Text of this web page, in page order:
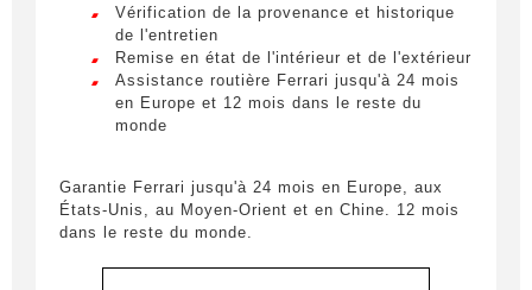
Prénom *
E-mail *
Tél. *
ultricies. Mauris et malesuada augue.
Lorem ipsum dolor sit amet, consectetur
adipiscing elit. Ut a elit sed nisl pulvinar
egestas a vel nibh. Sed aliquam varius
feugiat. Suspendisse finibus nec nibh eget
Lorem ipsum dolor sit amet, consectetur
adipiscing elit. Ut a elit sed nisl pulvinar
egestas a vel nibh. Sed aliquam varius
Vérification de la provenance et historique
de l'entretien
Remise en état de l'intérieur et de l'extérieur
Assistance routière Ferrari jusqu'à 24 mois
en Europe et 12 mois dans le reste du
monde
Garantie Ferrari jusqu'à 24 mois en Europe, aux
États-Unis, au Moyen-Orient et en Chine. 12 mois
dans le reste du monde.